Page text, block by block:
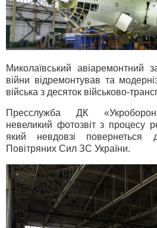
Миколаївський
війни відремонтував та
війська з десяток військово-
Пресслужба ДК
невеликий фотозвіт з процесу
який невдовзі
Повітряних Сил ЗС України.